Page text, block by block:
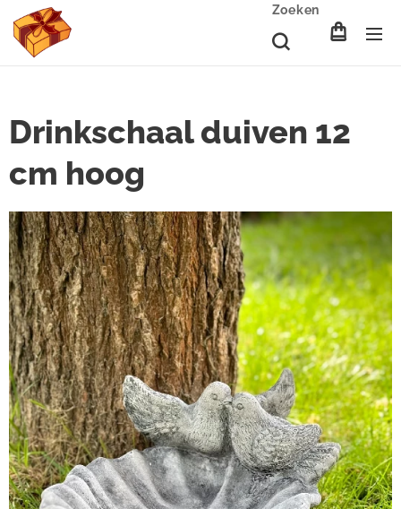
Zoeken
Drinkschaal duiven 12
cm hoog